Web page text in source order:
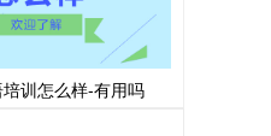
训怎么样-有用吗